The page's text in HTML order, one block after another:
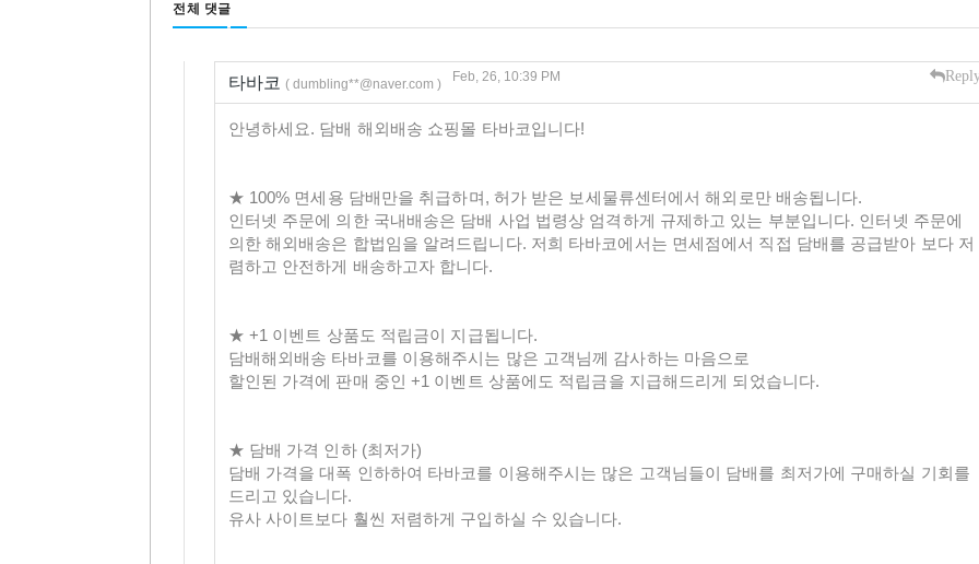
전체 댓글
타바코 ( dumbling**@naver.com ) Feb, 26, 10:39 PM
안녕하세요. 담배 해외배송 쇼핑몰 타바코입니다!
★ 100% 면세용 담배만을 취급하며, 허가 받은 보세물류센터에서 해외로만 배송됩니다.
인터넷 주문에 의한 국내배송은 담배 사업 법령상 엄격하게 규제하고 있는 부분입니다. 인터넷 주문에
의한 해외배송은 합법임을 알려드립니다. 저희 타바코에서는 면세점에서 직접 담배를 공급받아 보다 저
렴하고 안전하게 배송하고자 합니다.
★ +1 이벤트 상품도 적립금이 지급됩니다.
담배해외배송 타바코를 이용해주시는 많은 고객님께 감사하는 마음으로
할인된 가격에 판매 중인 +1 이벤트 상품에도 적립금을 지급해드리게 되었습니다.
★ 담배 가격 인하 (최저가)
담배 가격을 대폭 인하하여 타바코를 이용해주시는 많은 고객님들이 담배를 최저가에 구매하실 기회를
드리고 있습니다.
유사 사이트보다 훨씬 저렴하게 구입하실 수 있습니다.